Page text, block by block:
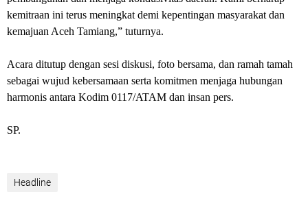
kemitraan ini terus meningkat demi kepentingan masyarakat dan
kemajuan Aceh Tamiang,” tuturnya.
Acara ditutup dengan sesi diskusi, foto bersama, dan ramah tamah
sebagai wujud kebersamaan serta komitmen menjaga hubungan
harmonis antara Kodim 0117/ATAM dan insan pers.
SP.
Headline